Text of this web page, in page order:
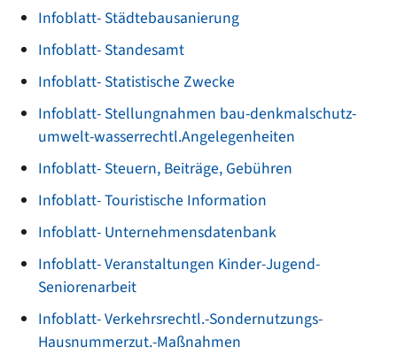
Infoblatt- Städtebausanierung
Infoblatt- Standesamt
Infoblatt- Statistische Zwecke
Infoblatt- Stellungnahmen bau-denkmalschutz-
umwelt-wasserrechtl.Angelegenheiten
Infoblatt- Steuern, Beiträge, Gebühren
Infoblatt- Touristische Information
Infoblatt- Unternehmensdatenbank
Infoblatt- Veranstaltungen Kinder-Jugend-
Seniorenarbeit
Infoblatt- Verkehrsrechtl.-Sondernutzungs-
Hausnummerzut.-Maßnahmen